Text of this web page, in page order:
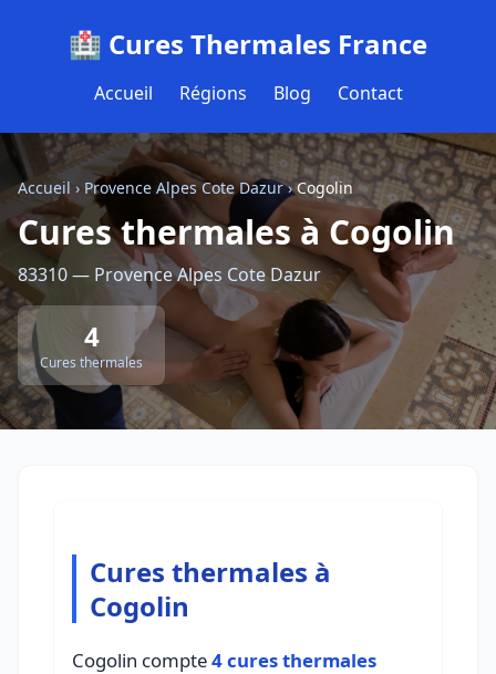
🏥 Cures Thermales France
Accueil Régions Blog Contact
Accueil› Provence Alpes Cote Dazur›Cogolin
Cures thermales à Cogolin
83310 — Provence Alpes Cote Dazur
4
Cures thermales
Cures thermales à
Cogolin
Cogolin compte4 cures thermales